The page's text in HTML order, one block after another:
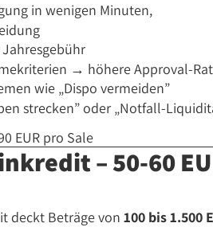
in wenigen Minuten,
→ höhere Approval-
wie „Dispo vermeiden”
strecken” oder „Notfall-
EUR pro Sale
– 50-60
deckt Beträge von100 bis 1.500